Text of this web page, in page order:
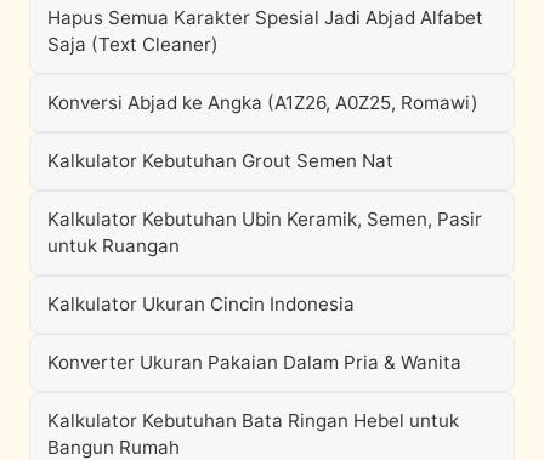
Hapus Semua Karakter Spesial Jadi Abjad Alfabet
Saja (Text Cleaner)
Konversi Abjad ke Angka (A1Z26, A0Z25, Romawi)
Kalkulator Kebutuhan Grout Semen Nat
Kalkulator Kebutuhan Ubin Keramik, Semen, Pasir
untuk Ruangan
Kalkulator Ukuran Cincin Indonesia
Konverter Ukuran Pakaian Dalam Pria & Wanita
Kalkulator Kebutuhan Bata Ringan Hebel untuk
Bangun Rumah